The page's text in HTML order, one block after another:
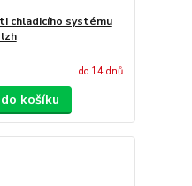
chladicího systému
do 14 dnů
košíku